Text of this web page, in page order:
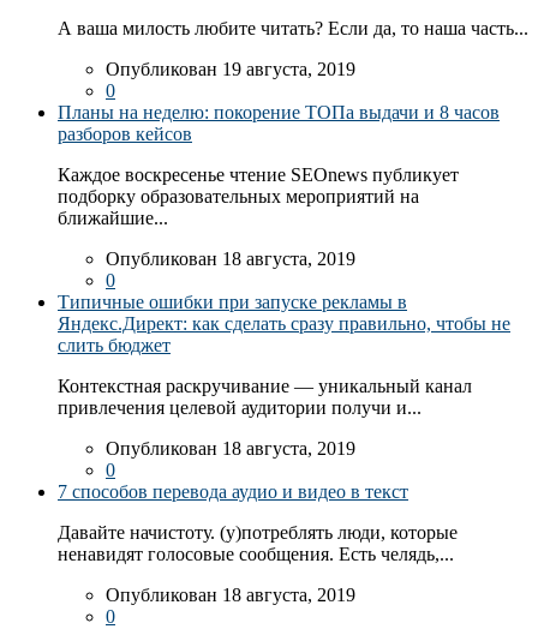
А ваша милость любите читать? Если да, то наша часть...
Опубликован 19 августа, 2019
0
Планы на неделю: покорение ТОПа выдачи и 8 часов
разборов кейсов
Каждое воскресенье чтение SEOnews публикует
подборку образовательных мероприятий на
ближайшие...
Опубликован 18 августа, 2019
0
Типичные ошибки при запуске рекламы в
Яндекс.Директ: как сделать сразу правильно, чтобы не
слить бюджет
Контекстная раскручивание — уникальный канал
привлечения целевой аудитории получи и...
Опубликован 18 августа, 2019
0
7 способов перевода аудио и видео в текст
Давайте начистоту. (у)потреблять люди, которые
ненавидят голосовые сообщения. Есть челядь,...
Опубликован 18 августа, 2019
0